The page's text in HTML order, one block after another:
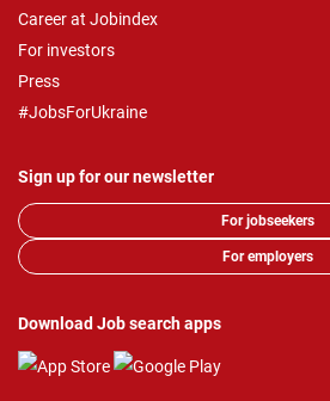
Career at Jobindex
For investors
Press
#JobsForUkraine
Sign up for our newsletter
For jobseekers
For employers
Download Job search apps